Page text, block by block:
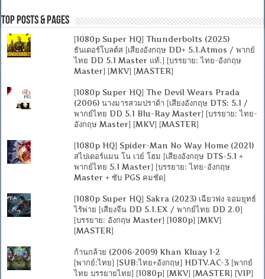
Top Posts & Pages
[1080p Super HQ] Thunderbolts (2025)
ธันเดอร์โบลต์ส [เสียงอังกฤษ DD+ 5.1.Atmos / พากย์
ไทย DD 5.1 Master แท้.] [บรรยาย: ไทย-อังกฤษ
Master] [MKV] [MASTER]
[1080p Super HQ] The Devil Wears Prada
(2006) นางมารสวมปราด้า [เสียงอังกฤษ DTS: 5.1 /
พากย์ไทย DD 5.1 Blu-Ray Master] [บรรยาย: ไทย-
อังกฤษ Master] [MKV] [MASTER]
[1080p HQ] Spider-Man No Way Home (2021)
สไปเดอร์แมน โน เวย์ โฮม [เสียงอังกฤษ DTS-5.1 +
พากย์ไทย 5.1 Master] [บรรยาย: ไทย-อังกฤษ
Master + ซับ PGS คมชัด]
[1080p Super HQ] Sakra (2023) เฉียวฟง จอมยุทธ์
ไร้พ่าย [เสียงจีน DD 5.1.EX / พากย์ไทย DD 2.0]
[บรรยาย: อังกฤษ Master] [1080p] [MKV]
[MASTER]
ก้านกล้วย (2006-2009) Khan Kluay 1-2
[พากย์:ไทย] [SUB:ไทย+อังกฤษ] HDTV.AC-3 [พากย์
ไทย บรรยายไทย] [1080p] [MKV] [MASTER] [VIP]